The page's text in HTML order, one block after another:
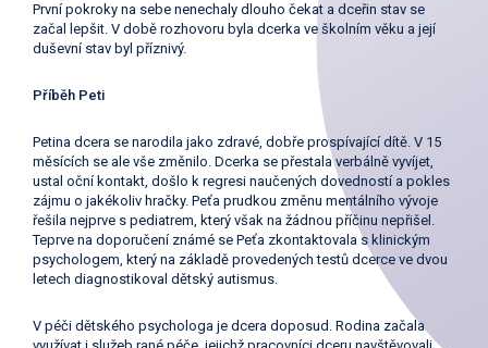
První pokroky na sebe nenechaly dlouho čekat a dceřin stav se
začal lepšit. V době rozhovoru byla dcerka ve školním věku a její
duševní stav byl příznivý.
Příběh Peti
Petina dcera se narodila jako zdravé, dobře prospívající dítě. V 15
měsících se ale vše změnilo. Dcerka se přestala verbálně vyvíjet,
ustal oční kontakt, došlo k regresi naučených dovedností a pokles
zájmu o jakékoliv hračky. Peťa prudkou změnu mentálního vývoje
řešila nejprve s pediatrem, který však na žádnou příčinu nepřišel.
Teprve na doporučení známé se Peťa zkontaktovala s klinickým
psychologem, který na základě provedených testů dcerce ve dvou
letech diagnostikoval dětský autismus.
V péči dětského psychologa je dcera doposud. Rodina začala